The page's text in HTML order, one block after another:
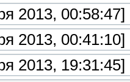
2013, 00:58:47]
2013, 00:41:10]
2013, 19:31:45]